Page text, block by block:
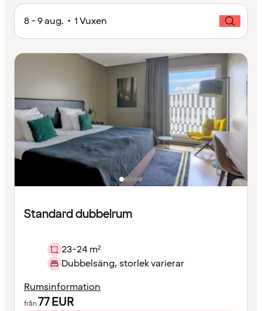
8 - 9 aug. • 1 Vuxen
Standard dubbelrum
23-24 m²
Dubbelsäng, storlek varierar
Rumsinformation
från77EUR